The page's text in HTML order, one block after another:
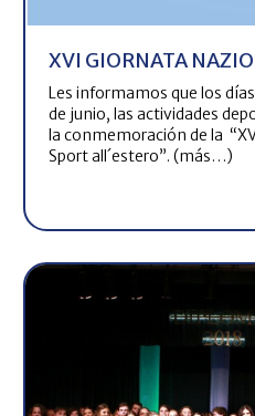
XVI GIORNATA
Les informamos que los
de junio, las actividades
la conmemoración de la
Sport all´estero”. (más…)